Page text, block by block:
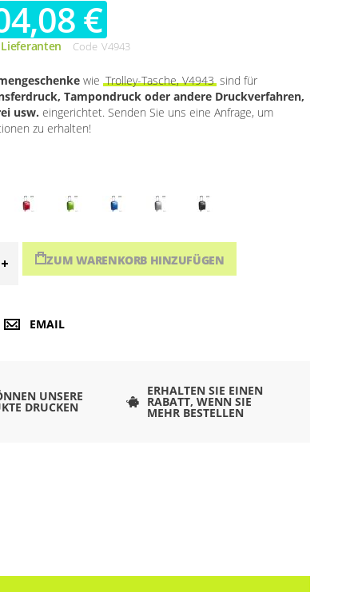
€
Code V4943
wieTrolley-Tasche, V4943 sind für
Tampondruck oder andere Druckverfahren,
usw. eingerichtet. Senden Sie uns eine Anfrage, um
zu erhalten!
ZUM WARENKORB HINZUFÜGEN
EMAIL
UNSERE
DRUCKEN
ERHALTEN SIE EINEN
RABATT, WENN SIE
MEHR BESTELLEN